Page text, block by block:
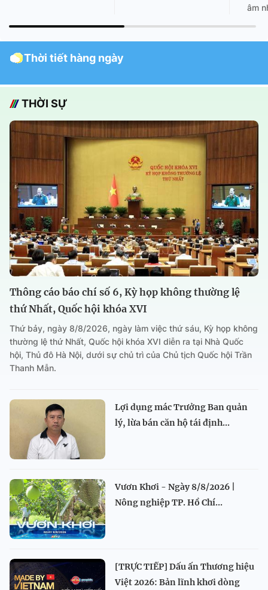
âm
Thời tiết hàng ngày
THỜI SỰ
Thông cáo báo chí số 6, Kỳ họp không thường lệ
thứ Nhất, Quốc hội khóa XVI
Thứ bảy, ngày 8/8/2026, ngày làm việc thứ sáu, Kỳ họp không
thường lệ thứ Nhất, Quốc hội khóa XVI diễn ra tại Nhà Quốc
hội, Thủ đô Hà Nội, dưới sự chủ trì của Chủ tịch Quốc hội Trần
Thanh Mẫn.
Lợi dụng mác Trưởng Ban quản
lý, lừa bán căn hộ tái định...
Vươn Khơi - Ngày 8/8/2026 |
Nông nghiệp TP. Hồ Chí...
[TRỰC TIẾP] Dấu ấn Thương hiệu
Việt 2026: Bản lĩnh khơi dòng